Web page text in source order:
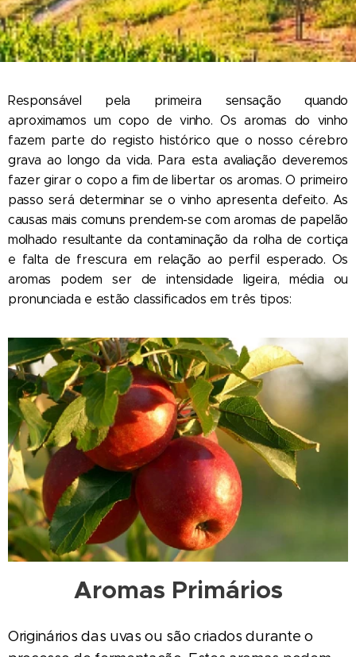
Responsável pela primeira sensação quando
aproximamos um copo de vinho. Os aromas do vinho
fazem parte do registo histórico que o nosso cérebro
grava ao longo da vida. Para esta avaliação deveremos
fazer girar o copo a fim de libertar os aromas. O primeiro
passo será determinar se o vinho apresenta defeito. As
causas mais comuns prendem-se com aromas de papelão
molhado resultante da contaminação da rolha de cortiça
e falta de frescura em relação ao perfil esperado. Os
aromas podem ser de intensidade ligeira, média ou
pronunciada e estão classificados em três tipos:
Aromas Primários
Originários das uvas ou são criados durante o